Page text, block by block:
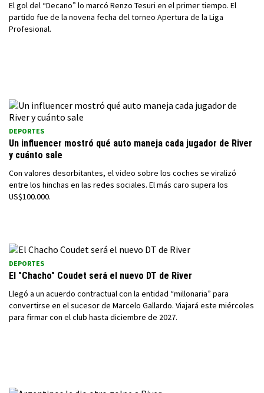
El gol del “Decano” lo marcó Renzo Tesuri en el primer tiempo. El
partido fue de la novena fecha del torneo Apertura de la Liga
Profesional.
DEPORTES
Un influencer mostró qué auto maneja cada jugador de River
y cuánto sale
Con valores desorbitantes, el video sobre los coches se viralizó
entre los hinchas en las redes sociales. El más caro supera los
US$100.000.
DEPORTES
El "Chacho" Coudet será el nuevo DT de River
Llegó a un acuerdo contractual con la entidad “millonaria” para
convertirse en el sucesor de Marcelo Gallardo. Viajará este miércoles
para firmar con el club hasta diciembre de 2027.